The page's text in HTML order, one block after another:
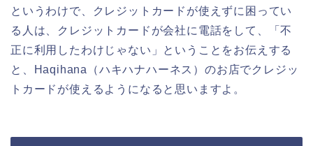
というわけで、クレジットカードが使えずに困ってい
る人は、クレジットカードが会社に電話をして、「不
正に利用したわけじゃない」ということをお伝えする
と、Haqihana（ハキハナハーネス）のお店でクレジッ
トカードが使えるようになると思いますよ。